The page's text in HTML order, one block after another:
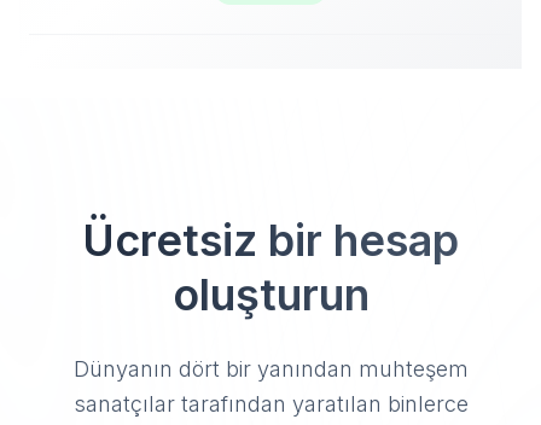
Ücretsiz bir hesap
oluşturun
Dünyanın dört bir yanından muhteşem
sanatçılar tarafından yaratılan binlerce